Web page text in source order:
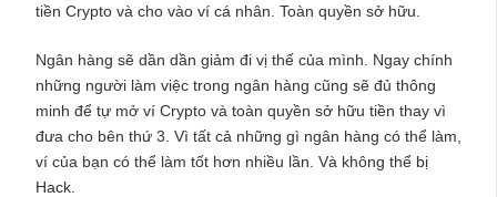
tiền Crypto và cho vào ví cá nhân. Toàn quyền sở hữu.
Ngân hàng sẽ dần dần giảm đi vị thế của mình. Ngay chính
những người làm việc trong ngân hàng cũng sẽ đủ thông
minh để tự mở ví Crypto và toàn quyền sở hữu tiền thay vì
đưa cho bên thứ 3. Vì tất cả những gì ngân hàng có thể làm,
ví của bạn có thể làm tốt hơn nhiều lần. Và không thể bị
Hack.